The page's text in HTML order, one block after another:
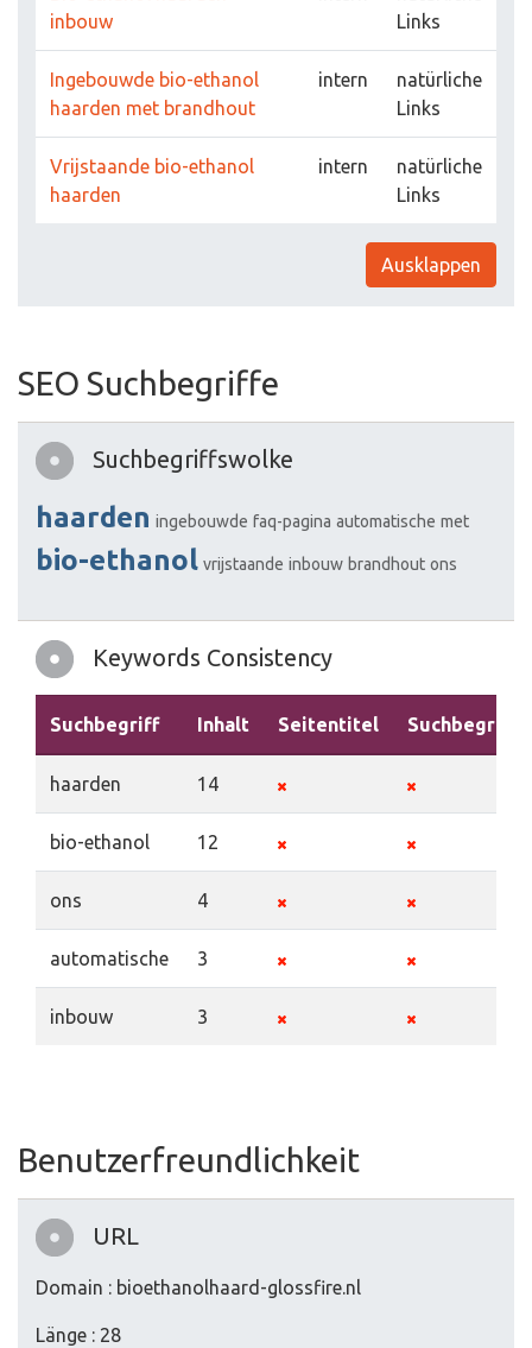
inbouw
Links
Ingebouwde bio-ethanol
haarden met brandhout
intern
natürliche
Links
Vrijstaande bio-ethanol
haarden
intern
natürliche
Links
Ausklappen
SEO Suchbegriffe
Suchbegriffswolke
haarden ingebouwde faq-pagina automatische met
bio-ethanol vrijstaande inbouw brandhout ons
Keywords Consistency
Suchbegriff Inhalt Seitentitel Suchbegriffe
haarden 14
bio-ethanol 12
ons 4
automatische 3
inbouw 3
Benutzerfreundlichkeit
URL
Domain : bioethanolhaard-glossfire.nl
Länge : 28